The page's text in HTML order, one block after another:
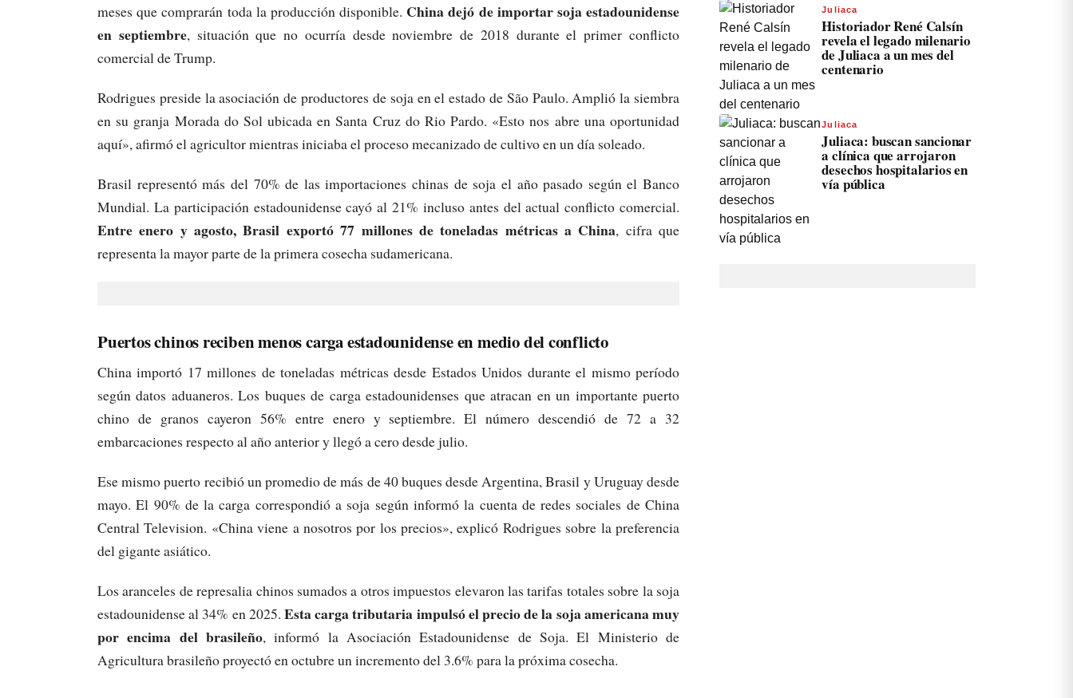
meses que comprarán toda la producción disponible. China dejó de importar soja estadounidense
en septiembre, situación que no ocurría desde noviembre de 2018 durante el primer conflicto
comercial de Trump.
Rodrigues preside la asociación de productores de soja en el estado de São Paulo. Amplió la siembra
en su granja Morada do Sol ubicada en Santa Cruz do Rio Pardo. «Esto nos abre una oportunidad
aquí», afirmó el agricultor mientras iniciaba el proceso mecanizado de cultivo en un día soleado.
Brasil representó más del 70% de las importaciones chinas de soja el año pasado según el Banco
Mundial. La participación estadounidense cayó al 21% incluso antes del actual conflicto comercial.
Entre enero y agosto, Brasil exportó 77 millones de toneladas métricas a China, cifra que
representa la mayor parte de la primera cosecha sudamericana.
Puertos chinos reciben menos carga estadounidense en medio del conflicto
China importó 17 millones de toneladas métricas desde Estados Unidos durante el mismo período
según datos aduaneros. Los buques de carga estadounidenses que atracan en un importante puerto
chino de granos cayeron 56% entre enero y septiembre. El número descendió de 72 a 32
embarcaciones respecto al año anterior y llegó a cero desde julio.
Ese mismo puerto recibió un promedio de más de 40 buques desde Argentina, Brasil y Uruguay desde
mayo. El 90% de la carga correspondió a soja según informó la cuenta de redes sociales de China
Central Television. «China viene a nosotros por los precios», explicó Rodrigues sobre la preferencia
del gigante asiático.
Los aranceles de represalia chinos sumados a otros impuestos elevaron las tarifas totales sobre la soja
estadounidense al 34% en 2025. Esta carga tributaria impulsó el precio de la soja americana muy
por encima del brasileño, informó la Asociación Estadounidense de Soja. El Ministerio de
Agricultura brasileño proyectó en octubre un incremento del 3.6% para la próxima cosecha.
Juliaca
Historiador René Calsín
revela el legado milenario
de Juliaca a un mes del
centenario
Juliaca
Juliaca: buscan sancionar
a clínica que arrojaron
desechos hospitalarios en
vía pública